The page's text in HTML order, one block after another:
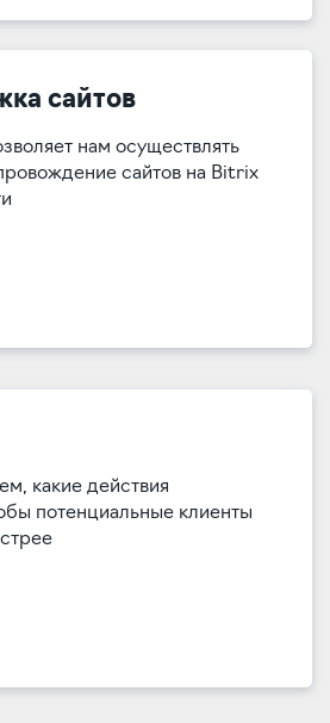
сайтов
нам осуществлять
сайтов на Bitrix
какие действия
потенциальные клиенты